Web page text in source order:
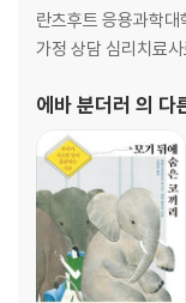
자율성
욕구 결산: 당신은 만족
4장 당신의 코끼리를 발
어떻게 자신의 코끼리에
통로 1: 모기
통로 2: 흥분
통로 3과 4: 약점과 자기
란츠후트 응용과학
가정 상담 심리치료
에바 분더러 의 다